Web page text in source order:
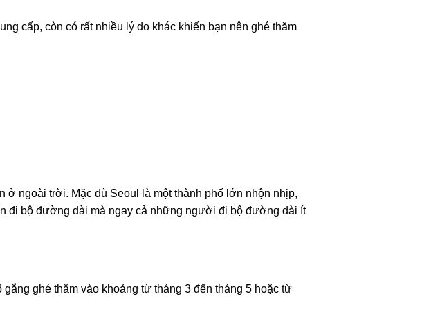
cấp, còn có rất nhiều lý do khác khiến bạn nên ghé thăm
ở ngoài trời. Mặc dù Seoul là một thành phố lớn nhộn nhịp,
đi bộ đường dài mà ngay cả những người đi bộ đường dài ít
ghé thăm vào khoảng từ tháng 3 đến tháng 5 hoặc từ